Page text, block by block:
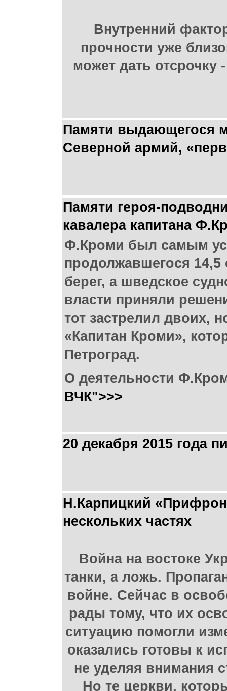
Внутренний
прочности уже
может дать отсрочку
Памяти выдающегося
Северной армий,
Памяти героя-
кавалера капитана
Ф.Кроми был самым
продолжавшегося 14,5
берег, а шведское
власти приняли
тот застрелил двоих,
«Капитан Кроми»,
Петроград.
О деятельности
ВЧК">>>
20 декабря 2015 года
Н.Карпицкий
нескольких частях
Война на востоке
танки, а ложь.
войне. Сейчас в
рады тому, что их
ситуацию помогли
оказались готовы к
не уделяя внимания
Но те церкви,